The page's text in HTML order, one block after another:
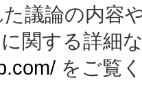
議論の内容
関する詳細
をご覧